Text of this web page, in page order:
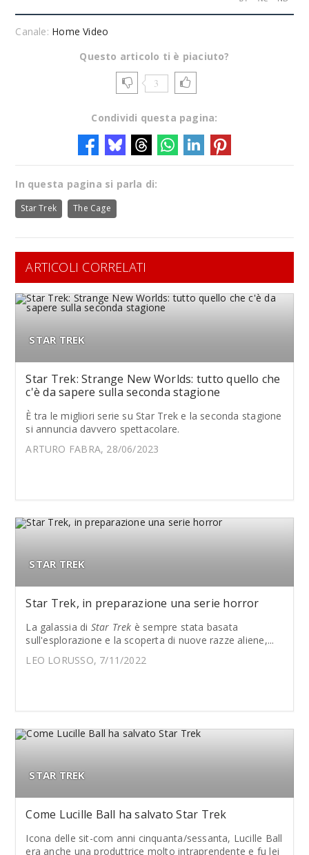
Canale: Home Video
Questo articolo ti è piaciuto?
3
Condividi questa pagina:
In questa pagina si parla di:
Star Trek The Cage
ARTICOLI CORRELATI
STAR TREK
Star Trek: Strange New Worlds: tutto quello che
c'è da sapere sulla seconda stagione
È tra le migliori serie su Star Trek e la seconda stagione
si annuncia davvero spettacolare.
ARTURO FABRA, 28/06/2023
STAR TREK
Star Trek, in preparazione una serie horror
La galassia di Star Trek è sempre stata basata
sull'esplorazione e la scoperta di nuove razze aliene,...
LEO LORUSSO, 7/11/2022
STAR TREK
Come Lucille Ball ha salvato Star Trek
Icona delle sit-com anni cinquanta/sessanta, Lucille Ball
era anche una produttrice molto intraprendente e fu lei